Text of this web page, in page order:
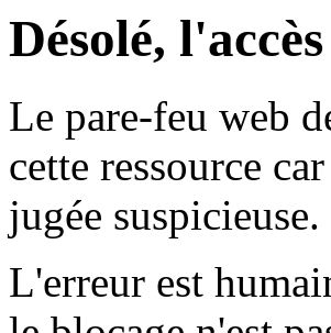
Désolé,
Le pare-feu web
cette ressource
jugée suspicieuse.
L'erreur est